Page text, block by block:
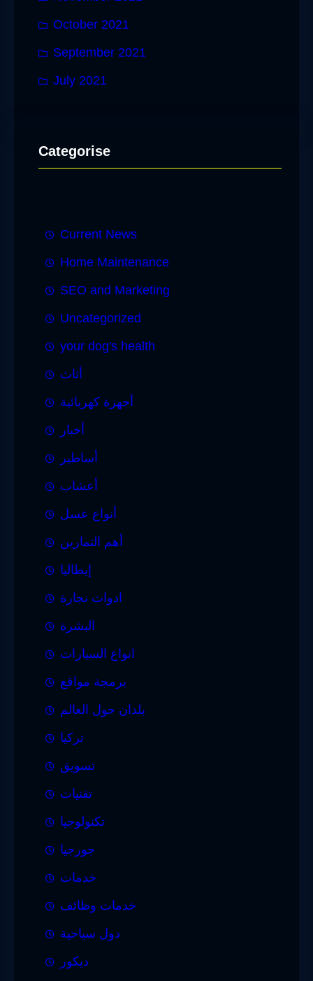
October 2021
September 2021
July 2021
Categorise
Current News
Home Maintenance
SEO and Marketing
Uncategorized
your dog's health
أثاث
أجهزة كهربائية
أخبار
أساطير
أعشاب
أنواع عسل
أهم التمارين
إيطاليا
ادوات نجارة
البشرة
انواع السيارات
برمجة مواقع
بلدان حول العالم
تركيا
تسويق
تقنيات
تكنولوجيا
جورجيا
خدمات
خدمات وظائف
دول سياحية
ديكور